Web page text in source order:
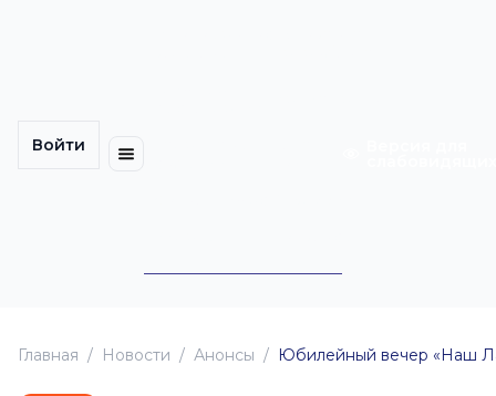
Войти
Главная Новоcти Анонсы Юбилейный вечер «Наш